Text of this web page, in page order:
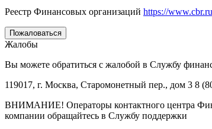
Реестр Финансовых организаций https://
Пожаловаться
Жалобы
Вы можете обратиться с жалобой в Службу
119017, г. Москва, Старомонетный пер., дом 3 8
ВНИМАНИЕ! Операторы контактного центра
компании обращайтесь в Службу поддержки